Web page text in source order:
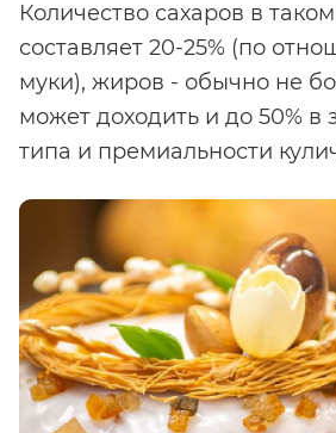
Количество сахаров в
составляет 20-25% (по
муки), жиров - обычно не
может доходить и до 50% в
типа и премиальности